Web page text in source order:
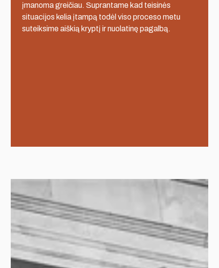
įmanoma greičiau. Suprantame kad teisinės
situacijos kelia įtampą todėl viso proceso metu
suteiksime aiškią kryptį ir nuolatinę pagalbą.